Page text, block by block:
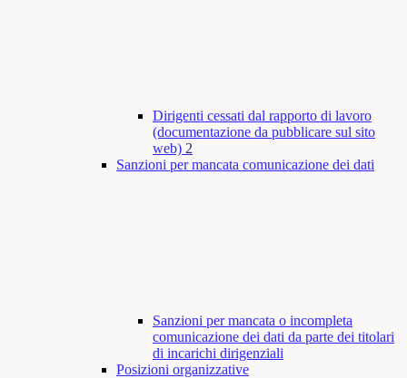
Dirigenti cessati dal rapporto di lavoro
(documentazione da pubblicare sul sito
web) 2
Sanzioni per mancata comunicazione dei dati
Sanzioni per mancata o incompleta
comunicazione dei dati da parte dei titolari
di incarichi dirigenziali
Posizioni organizzative